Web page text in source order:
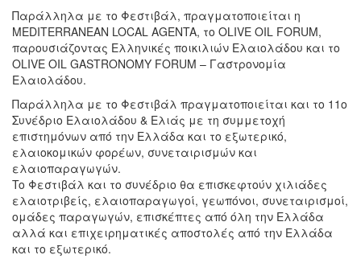
Παράλληλα με το Φεστιβάλ, πραγματοποιείται η
MEDITERRANEAN LOCAL AGENTA, το OLIVE OIL FORUM,
παρουσιάζοντας Ελληνικές ποικιλιών Ελαιολάδου και το
OLIVE OIL GASTRONOMY FORUM – Γαστρονομία
Ελαιολάδου.
Παράλληλα με το Φεστιβάλ πραγματοποιείται και το 11ο
Συνέδριο Ελαιολάδου & Ελιάς με τη συμμετοχή
επιστημόνων από την Ελλάδα και το εξωτερικό,
ελαιοκομικών φορέων, συνεταιρισμών και
ελαιοπαραγωγών.
To Φεστιβάλ και το συνέδριο θα επισκεφτούν χιλιάδες
ελαιοτριβείς, ελαιοπαραγωγοί, γεωπόνοι, συνεταιρισμοί,
ομάδες παραγωγών, επισκέπτες από όλη την Ελλάδα
αλλά και επιχειρηματικές αποστολές από την Ελλάδα
και το εξωτερικό.